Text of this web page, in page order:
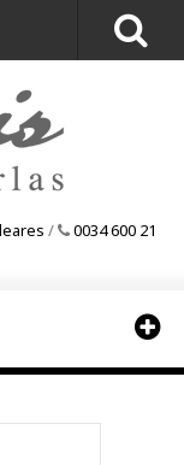
/
0034 600 21